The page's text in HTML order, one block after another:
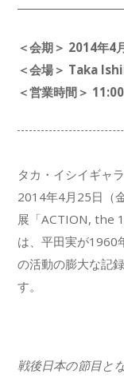
＜会期＞ 2014年4
＜会場＞ Taka
＜営業時間＞
タカ・イシイギャ
2014年4月25日（
展「ACTION, the
は、平田実が1960
の活動の膨大な記
す。
戦後日本の節目と